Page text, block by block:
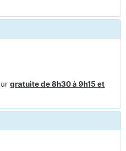
gratuite de 8h30 à 9h15 et